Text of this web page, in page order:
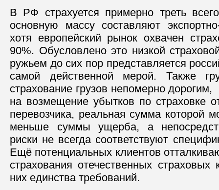
В РФ страхуется примерно треть
основную массу составляют
хотя европейский рынок охвачен
90%. Обусловлено это низкой
ружьем до сих пор представляется
самой действенной мерой. Также
страхование грузов непомерно
на возмещение убытков по страховке
перевозчика, реальная сумма которой
меньше суммы ущерба, а
риски не всегда соответствуют
Ещё потенциальных клиентов
страхования отечественных страховых
них единства требований.